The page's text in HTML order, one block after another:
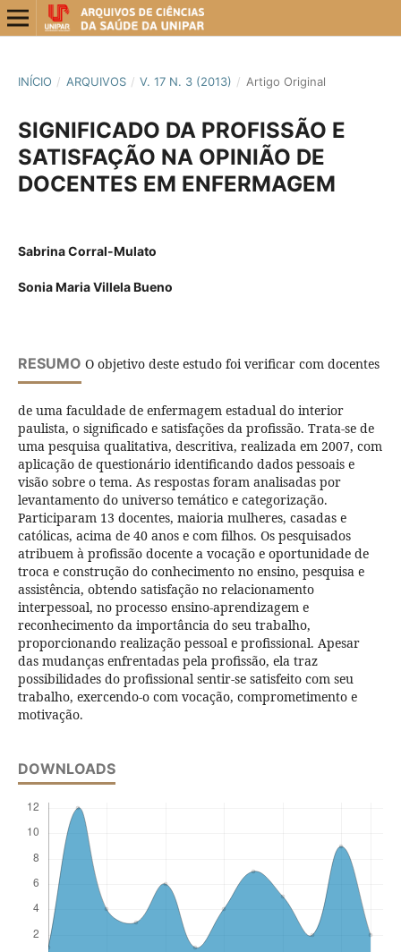
INÍCIO / ARQUIVOS / V. 17 N. 3 (2013) / Artigo Original
SIGNIFICADO DA PROFISSÃO E
SATISFAÇÃO NA OPINIÃO DE
DOCENTES EM ENFERMAGEM
Sabrina Corral-Mulato
Sonia Maria Villela Bueno
RESUMO O objetivo deste estudo foi verificar com docentes
de uma faculdade de enfermagem estadual do interior
paulista, o significado e satisfações da profissão. Trata-se de
uma pesquisa qualitativa, descritiva, realizada em 2007, com
aplicação de questionário identificando dados pessoais e
visão sobre o tema. As respostas foram analisadas por
levantamento do universo temático e categorização.
Participaram 13 docentes, maioria mulheres, casadas e
católicas, acima de 40 anos e com filhos. Os pesquisados
atribuem à profissão docente a vocação e oportunidade de
troca e construção do conhecimento no ensino, pesquisa e
assistência, obtendo satisfação no relacionamento
interpessoal, no processo ensino-aprendizagem e
reconhecimento da importância do seu trabalho,
proporcionando realização pessoal e profissional. Apesar
das mudanças enfrentadas pela profissão, ela traz
possibilidades do profissional sentir-se satisfeito com seu
trabalho, exercendo-o com vocação, comprometimento e
motivação.
DOWNLOADS